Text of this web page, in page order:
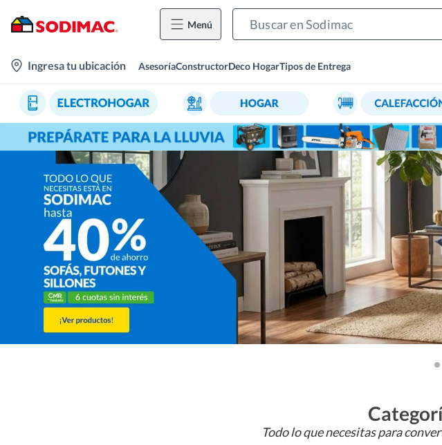
Menú
location-
Ingresa tu ubicación AsesoríaConstructorDeco HogarTipos de Entrega
Todo lo que necesitas para